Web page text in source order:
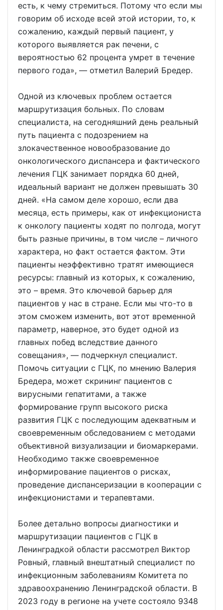
есть, к чему стремиться. Потому что если мы
говорим об исходе всей этой истории, то, к
сожалению, каждый первый пациент, у
которого выявляется рак печени, с
вероятностью 62 процента умрет в течение
первого года», — отметил Валерий Бредер.
Одной из ключевых проблем остается
маршрутизация больных. По словам
специалиста, на сегодняшний день реальный
путь пациента с подозрением на
злокачественное новообразование до
онкологического диспансера и фактического
лечения ГЦК занимает порядка 60 дней,
идеальный вариант не должен превышать 30
дней. «На самом деле хорошо, если два
месяца, есть примеры, как от инфекциониста
к онкологу пациенты ходят по полгода, могут
быть разные причины, в том числе – личного
характера, но факт остается фактом. Эти
пациенты неэффективно тратят имеющиеся
ресурсы: главный из которых, к сожалению,
это – время. Это ключевой барьер для
пациентов у нас в стране. Если мы что-то в
этом сможем изменить, вот этот временной
параметр, наверное, это будет одной из
главных побед вследствие данного
совещания», — подчеркнул специалист.
Помочь ситуации с ГЦК, по мнению Валерия
Бредера, может скрининг пациентов с
вирусными гепатитами, а также
формирование групп высокого риска
развития ГЦК с последующим адекватным и
своевременным обследованием с методами
объективной визуализации и биомаркерами.
Необходимо также своевременное
информирование пациентов о рисках,
проведение диспансеризации в кооперации с
инфекционистами и терапевтами.
Более детально вопросы диагностики и
маршрутизации пациентов с ГЦК в
Ленинградкой области рассмотрел Виктор
Ровный, главный внештатный специалист по
инфекционным заболеваниям Комитета по
здравоохранению Ленинградской области. В
2023 году в регионе на учете состояло 9348